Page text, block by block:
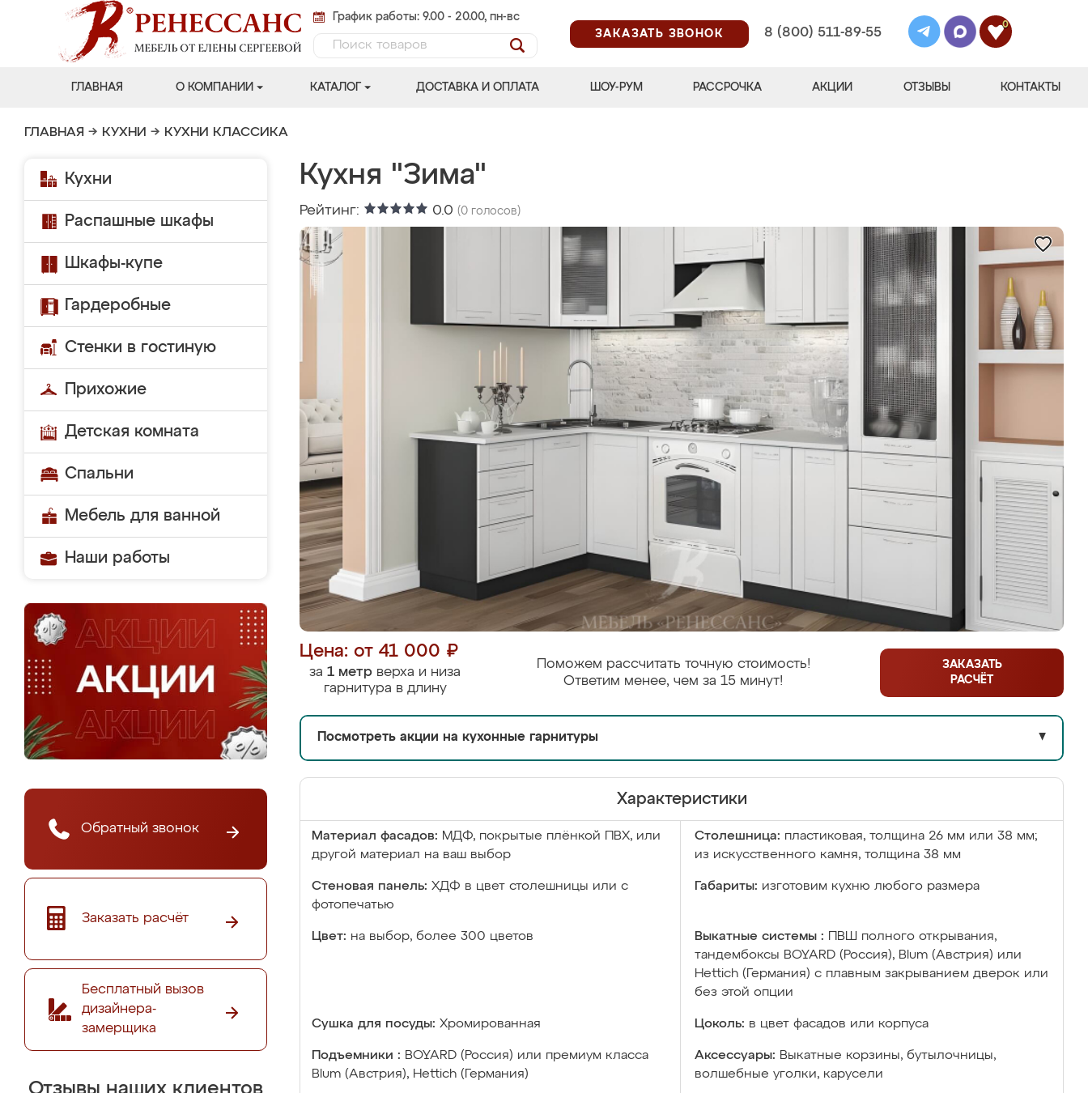
График работы: 9.00 - 20.00, пн-вс
ЗАКАЗАТЬ ЗВОНОК
8 (800) 511-89-55
0
ГЛАВНАЯ О КОМПАНИИ КАТАЛОГ ДОСТАВКА И ОПЛАТА ШОУ-РУМ РАССРОЧКА АКЦИИ ОТЗЫВЫ КОНТАКТЫ
ГЛАВНАЯ → КУХНИ → КУХНИ КЛАССИКА
Кухни
Распашные шкафы
Шкафы-купе
Гардеробные
Стенки в гостиную
Прихожие
Детская комната
Спальни
Мебель для ванной
Наши работы
Обратный звонок
Заказать расчёт
Бесплатный вызов
дизайнера-
замерщика
Отзывы наших клиентов
Кухня "Зима"
Рейтинг: 0.0 (0 голосов)
Цена: от 41 000 ₽
за 1 метр верха и низа
гарнитура в длину
Поможем рассчитать точную стоимость!
Ответим менее, чем за 15 минут!
ЗАКАЗАТЬ
РАСЧЁТ
Посмотреть акции на кухонные гарнитуры ▼
Характеристики
Материал фасадов: МДФ, покрытые плёнкой ПВХ, или
другой материал на ваш выбор
Столешница: пластиковая, толщина 26 мм или 38 мм;
из искусственного камня, толщина 38 мм
Стеновая панель: ХДФ в цвет столешницы или с
фотопечатью
Габариты: изготовим кухню любого размера
Цвет: на выбор, более 300 цветов Выкатные системы :
ПВШ полного открывания,
тандембоксы BOYARD (Россия), Blum (Австрия) или
Hettich (Германия) с плавным закрыванием дверок или
без этой опции
Сушка для посуды: Хромированная Цоколь: в цвет фасадов или корпуса
Подъемники : BOYARD (Россия) или премиум класса
Blum (Австрия), Hettich (Германия)
Аксессуары: Выкатные корзины, бутылочницы,
волшебные уголки, карусели